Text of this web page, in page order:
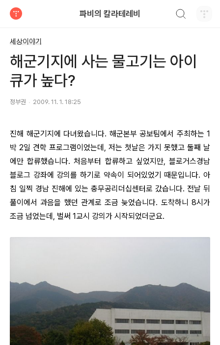
파비의 칼라테레비
세상이야기
해군기지에 사는 물고기는 아이
큐가 높다?
정부권 2009. 11. 1. 18:25
진해 해군기지에 다녀왔습니다. 해군본부 공보팀에서 주최하는 1
박 2일 견학 프로그램이었는데, 저는 첫날은 가지 못했고 둘째 날
에만 합류했습니다. 처음부터 합류하고 싶었지만, 블로거스경남
블로그 강좌에 강의를 하기로 약속이 되어있었기 때문입니다. 아
침 일찍 경남 진해에 있는 충무공리더십센터로 갔습니다. 전날 뒤
풀이에서 과음을 했던 관계로 조금 늦었습니다. 도착하니 8시가
조금 넘었는데, 벌써 1교시 강의가 시작되었더군요.